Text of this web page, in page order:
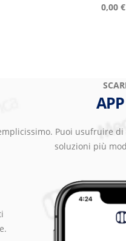
0,00 €
Puoi
soluzioni più